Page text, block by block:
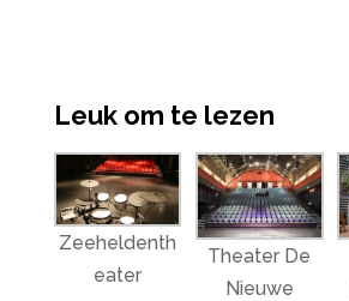
Leuk om te lezen
Zeeheldenth
eater
Theater De
Nieuwe